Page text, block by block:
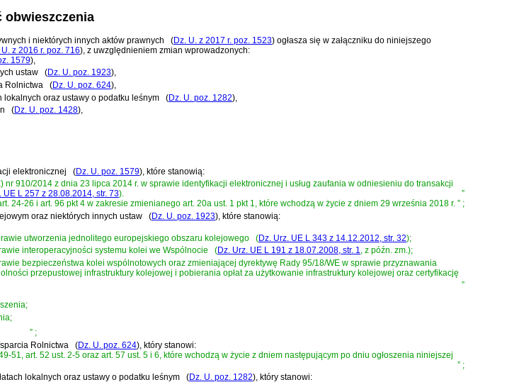
obwieszczenia
i niektórych innych aktów prawnych (Dz. U. z 2017 r. poz. 1523) ogłasza się w załączniku do niniejszego
U. z 2016 r. poz. 716), z uwzględnieniem zmian wprowadzonych:
1579),
ustaw (Dz. U. poz. 1923),
Rolnictwa (Dz. U. poz. 624),
lokalnych oraz ustawy o podatku leśnym (Dz. U. poz. 1282)
(Dz. U. poz. 1428),
elektronicznej (Dz. U. poz. 1579), które stanowią:
910/2014 z dnia 23 lipca 2014 r. w sprawie identyfikacji elektronicznej i usług zaufania w odniesieniu do transakcji
UE L 257 z 28.08.2014, str. 73).
”
24-26 i art. 96 pkt 4 w zakresie zmienianego art. 20a ust. 1 pkt 1, które wchodzą w życie z dniem 29 września 2018 r. ” ;
oraz niektórych innych ustaw (Dz. U. poz. 1923) , które stanowią:
utworzenia jednolitego europejskiego obszaru kolejowego (Dz. Urz. UE L 343 z 14.12.2012, str. 32);
interoperacyjności systemu kolei we Wspólnocie (Dz. Urz. UE L 191 z 18.07.2008, str. 1, z późn. zm.);
bezpieczeństwa kolei wspólnotowych oraz zmieniającej dyrektywę Rady 95/18/WE w sprawie przyznawania
przepustowej infrastruktury kolejowej i pobierania opłat za użytkowanie infrastruktury kolejowej oraz certyfikację
”
” ;
Rolnictwa (Dz. U. poz. 624) , który stanowi:
51, art. 52 ust. 2-5 oraz art. 57 ust. 5 i 6, które wchodzą w życie z dniem następującym po dniu ogłoszenia niniejszej
” ;
lokalnych oraz ustawy o podatku leśnym (Dz. U. poz. 1282), który stanowi: